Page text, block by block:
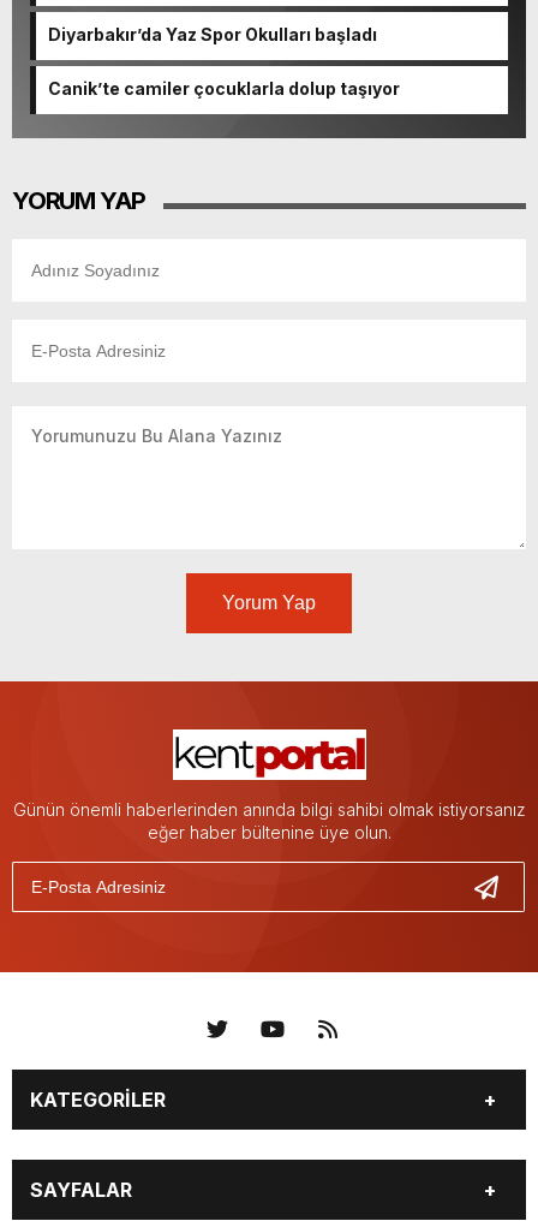
Diyarbakır’da Yaz Spor Okulları başladı
Canik’te camiler çocuklarla dolup taşıyor
YORUM YAP
Yorum Yap
Günün önemli haberlerinden anında bilgi sahibi olmak istiyorsanız
eğer haber bültenine üye olun.
KATEGORİLER
KÜNYE BİZE ULAŞIN
SAYFALAR